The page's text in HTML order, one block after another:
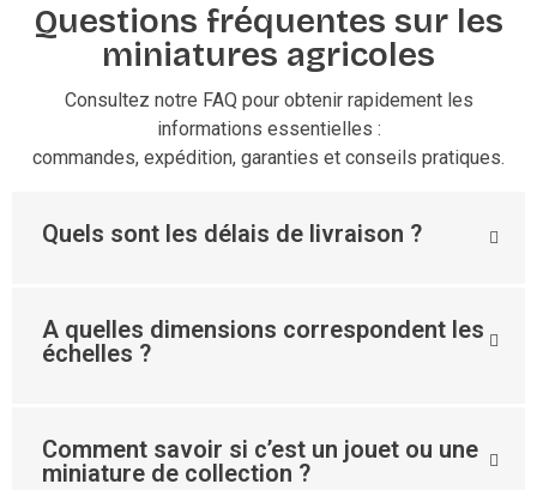
Questions fréquentes sur les
miniatures agricoles
Consultez notre FAQ pour obtenir rapidement les
informations essentielles :
commandes, expédition, garanties et conseils pratiques.
Quels sont les délais de livraison ?
A quelles dimensions correspondent les
échelles ?
Comment savoir si c’est un jouet ou une
miniature de collection ?